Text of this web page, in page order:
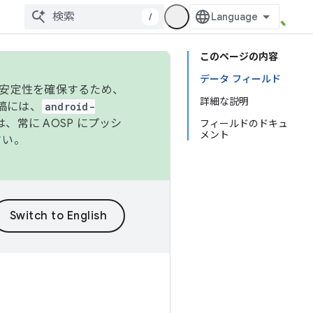
/
このページの内容
データ フィールド
詳細な説明
フィールドのドキュ
メント
性を確保するため、
は、
android-
常に AOSP にプッシ
。